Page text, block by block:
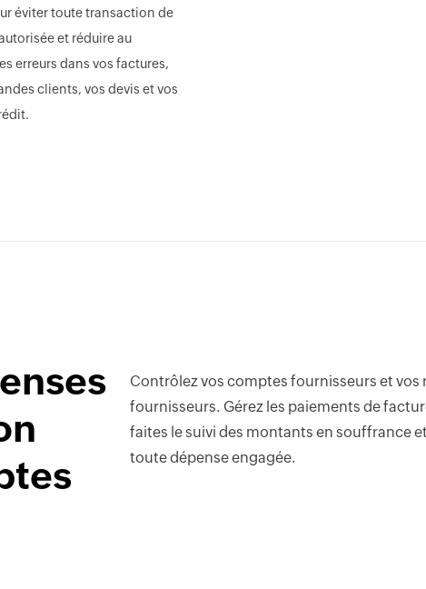
éviter toute transaction de
et réduire au
erreurs dans vos factures,
clients, vos devis et vos
Contrôlez vos comptes fournisseurs et vos
fournisseurs. Gérez les paiements de
faites le suivi des montants en souffrance
toute dépense engagée.